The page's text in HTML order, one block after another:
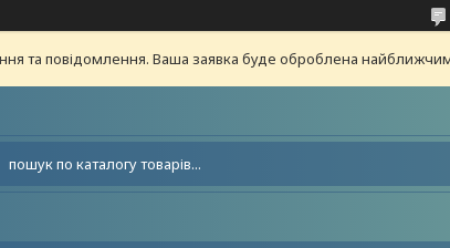
та повідомлення. Ваша заявка буде оброблена